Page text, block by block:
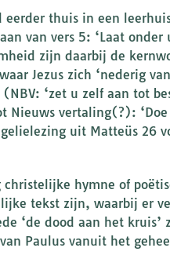
thuis in een
van vers 5: ‘Laat onder
zijn daarbij de
Jezus zich ‘nederig
‘zet u zelf aan tot
Nieuws vertaling(?):
uit Matteüs 26
hymne of
tekst zijn, waarbij er
‘de dood aan het kruis’
Paulus vanuit het